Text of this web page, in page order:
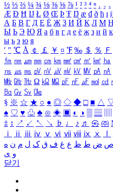
½ ⅓ ⅔ ¼ ¾ ⅛ ⅜ ⅝ ⅞ ¹ ² ³ ⁴ ⁿ ₁ ₂ ₃
Æ Ð Ħ Ĳ Ł Ø Œ Þ Ŧ Ŋ æ đ ð ħ ı
А Б В Г Д Е Ё Ж З И Й К Л М Н
Ы Ь Э Ю Я а б в г д е ё ж з и й к
ы ь э ю я
′ ″ ℃ Å ￠ ￡ ￥ ¤ ℉ ‰ ＄ ％ Ｆ
㎙ ㎚ ㎛ ㎜ ㎝ ㎞ ㎟ ㎠ ㎡ ㎢ ㏊
㎱ ㎲ ㎳ ㎴ ㎵ ㎶ ㎷ ㎸ ㎹ ㎀ ㎁
㎒ ㎓ ㎔ Ω ㏀ ㏁ ㎊ ㎋ ㎌ ㏖ ㏅
㏃ ㏉ ㏜ ㏆
§ ※ ☆ ★ ○ ● ◎ ◇ ◆ □ ■ △
♠ ♡ ♥ ♧ ♣ ⊙ ◈ ▣ ◐ ◑ ▒ ▤
‡ ↕ ↗ ↙ ↖ ↘ ♭ ♩ ♪ ♬ ㉿ ㈜
ⅰ
ⅱ ⅲ ⅳ ⅴ ⅵ ⅶ ⅷ ⅸ ⅹ
ص ض ط ظ ع غ ف ق ک ل م ن ه
و ی
닫기